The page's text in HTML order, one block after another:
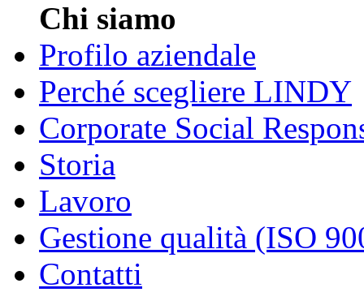
Chi siamo
Profilo aziendale
Perché scegliere LINDY
Corporate Social
Storia
Lavoro
Gestione qualità (ISO
Contatti